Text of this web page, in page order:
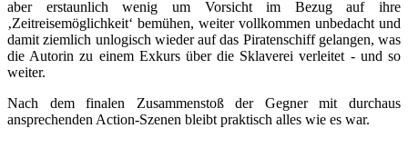
aber erstaunlich wenig um Vorsicht im Bezug auf ihre
‚Zeitreisemöglichkeit‘ bemühen, weiter vollkommen unbedacht und
damit ziemlich unlogisch wieder auf das Piratenschiff gelangen, was
die Autorin zu einem Exkurs über die Sklaverei verleitet - und so
weiter.
Nach dem finalen Zusammenstoß der Gegner mit durchaus
ansprechenden Action-Szenen bleibt praktisch alles wie es war.